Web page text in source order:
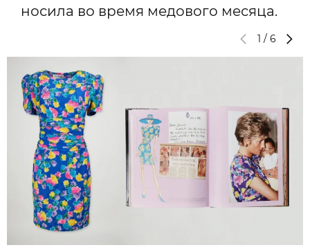
носила во время медового месяца.
1 / 6